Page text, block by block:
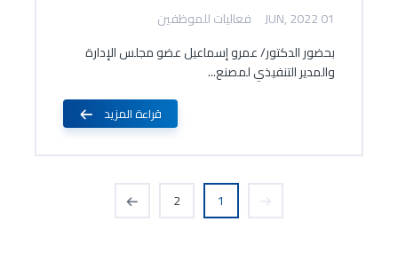
01 JUN, 2022
فعاليات للموظفين
بحضور الدكتور/ عمرو إسماعيل عضو مجلس الإدارة
والمدير التنفيذي لمصنع...
قراءة المزيد
1
2